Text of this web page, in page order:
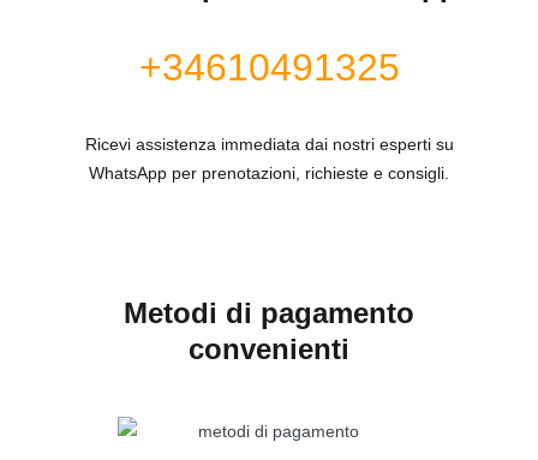
+34610491325
Ricevi assistenza immediata dai nostri esperti su
WhatsApp per prenotazioni, richieste e consigli.
Metodi di pagamento
convenienti